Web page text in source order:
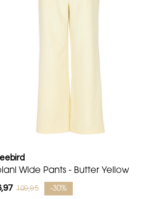
Wide Pants - Butter Yellow
109,95 -30%